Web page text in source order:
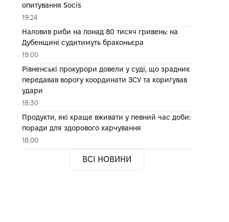
опитування Socis
19:24
Наловив риби на понад 80 тисяч гривень: на
Дубенщині судитимуть браконьєра
19:00
Рівненські прокурори довели у суді, що зрадник
передавав ворогу координати ЗСУ та коригував
удари
18:30
Продукти, які краще вживати у певний час доби:
поради для здорового харчування
18:00
ВСІ НОВИНИ